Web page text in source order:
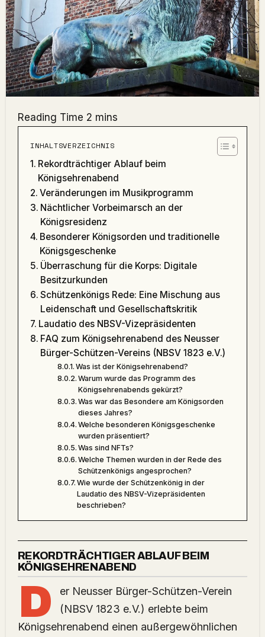
INHALTSVERZEICHNIS
Rekordträchtiger Ablauf beim
Königsehrenabend
Veränderungen im Musikprogramm
Nächtlicher Vorbeimarsch an der
Königsresidenz
Besonderer Königsorden und traditionelle
Königsgeschenke
Überraschung für die Korps: Digitale
Besitzurkunden
Schützenkönigs Rede: Eine Mischung aus
Leidenschaft und Gesellschaftskritik
Laudatio des NBSV-Vizepräsidenten
FAQ zum Königsehrenabend des Neusser
Bürger-Schützen-Vereins (NBSV 1823 e.V.)
Was ist der Königsehrenabend?
Warum wurde das Programm des
Königsehrenabends gekürzt?
Was war das Besondere am Königsorden
dieses Jahres?
Welche besonderen Königsgeschenke
wurden präsentiert?
Was sind NFTs?
Welche Themen wurden in der Rede des
Schützenkönigs angesprochen?
Wie wurde der Schützenkönig in der
Laudatio des NBSV-Vizepräsidenten
beschrieben?
REKORDTRÄCHTIGER ABLAUF BEIM
KÖNIGSEHRENABEND
D
er Neusser Bürger-Schützen-Verein
(NBSV 1823 e.V.) erlebte beim
Königsehrenabend einen außergewöhnlichen